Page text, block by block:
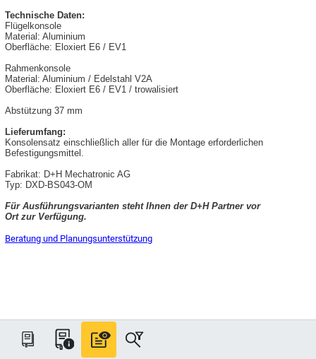
Technische Daten:
Flügelkonsole
Material: Aluminium
Oberfläche: Eloxiert E6 / EV1
Rahmenkonsole
Material: Aluminium / Edelstahl V2A
Oberfläche: Eloxiert E6 / EV1 / trowalisiert
Abstützung 37 mm
Lieferumfang:
Konsolensatz einschließlich aller für die Montage erforderlichen
Befestigungsmittel.
Fabrikat: D+H Mechatronic AG
Typ: DXD-BS043-OM
Für Ausführungsvarianten steht Ihnen der D+H Partner vor
Ort zur Verfügung.
Beratung und Planungsunterstützung